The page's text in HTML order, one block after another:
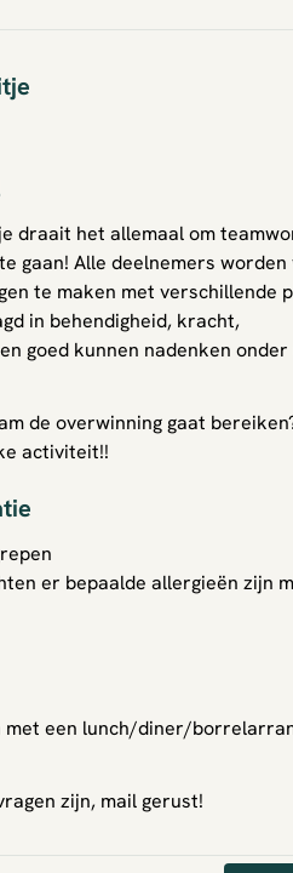
draait het allemaal om
gaan! Alle deelnemers worden
te maken met verschillende
in behendigheid, kracht,
goed kunnen nadenken
de overwinning gaat
activiteit!!
er bepaalde allergieën zijn
met een lunch/diner/
zijn, mail gerust!